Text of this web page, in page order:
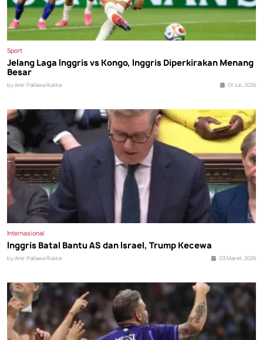
Sport
Jelang Laga Inggris vs Kongo, Inggris Diperkirakan Menang
Besar
by Amir Pallawa Rukka 01 Juli, 2026
Internasional
Inggris Batal Bantu AS dan Israel, Trump Kecewa
by Amir Pallawa Rukka 03 Maret, 2026